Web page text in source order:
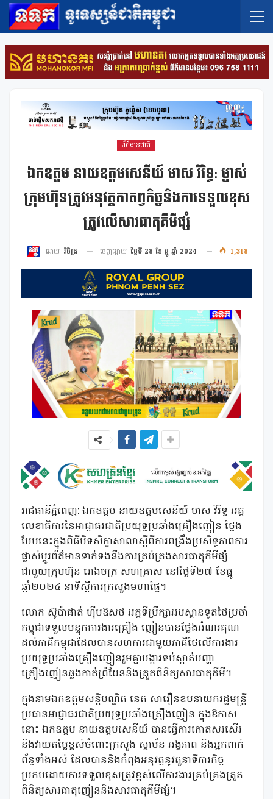
ព័ត៌មានជាតិ
ឯកឧត្តម នាយឧត្តមសេនីយ៍ មាស វិរិទ្ធ: ម្ចាស់
ក្រុមហ៊ុនត្រូវអនុវត្តកាតព្វកិច្ចនិងការទទួលខុស
ត្រូវលើសារធាតុគីមីផ្សំ
ដោយ វិចិត្រ ចេញផ្សាយ ថ្ងៃទី 28 ខែ ធ្នូ ឆ្នាំ 2024 1,318
រាជធានីភ្នំពេញ: ឯកឧត្តម នាយឧត្តមសេនីយ៍ មាស វិរិទ្ធ អគ្គ
លេខាធិការនៃអាជ្ញាធរជាតិប្រយុទ្ធប្រឆាំងគ្រឿងញៀន ថ្លៃង
បែបនេះក្នុងពិធីបិទសិក្ខាសាលាស្តីពីការពង្រឹងប្រសិទ្ធភាពការ
ផ្លាស់ប្តូរព័ត៌មានទាក់ទងនឹងការគ្រប់គ្រងសារធាតុគីមីផ្សំ
ជាមួយក្រុមហ៊ុន រោងចក្រ សហគ្រាស នៅថ្ងៃទី២៧ ខែធ្នូ
ឆ្នាំ២០២៤ នាទីស្តីការក្រសួងមហាផ្ទៃ។
លោក ស៊ូប៉ាផាត់ ហ៊ីបឱសថ អគ្គទីប្រឹក្សាអមស្ថានទូតថៃប្រចាំ
កម្ពុជាទទួលបន្ទុកការងារគ្រឿង ញៀនបានថ្លែងអំណរគុណ
ដល់ភាគីកម្ពុជាដែលបានសហការជាមួយភាគីថៃលើការងារ
ប្រយុទ្ធប្រឆាំងគ្រឿងញៀនរួមគ្នាបង្ការទប់ស្កាត់បញ្ហា
គ្រឿងញៀនឆ្លងកាត់ព្រំដែននិងត្រួតពិនិត្យសារធាតុគីមី។
ក្នុងនាមឯកឧត្តមសន្តិបណ្ឌិត នេត សាវឿនឧបនាយករដ្ឋមន្ត្រី
ប្រធានអាជ្ញាធរជាតិប្រយុទ្ធប្រឆាំងគ្រឿងញៀន ក្នុងឱកាស
នោះ ឯកឧត្តម នាយឧត្តមសេនីយ៍ បានធ្វើការកោតសរសើរ
និងវាយតម្លៃខ្ពស់ចំពោះក្រសួង ស្ថាប័ន អង្គភាព និងអ្នកពាក់
ព័ន្ធទាំងអស់ ដែលបាននិងកំពុងអនុវត្តនូវតួនាទីភារកិច្ច
ប្រកបដោយការទទួលខុសត្រូវខ្ពស់លើការងារគ្រប់គ្រងត្រួត
ពិនិត្យសារធាតុញៀននិងសារធាតុគីមីផ្សំ។